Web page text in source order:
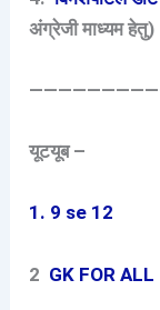
अंग्रेजी माध्यम हेतु)
यूटयूब –
1. 9 se 12
2 GK FOR ALL